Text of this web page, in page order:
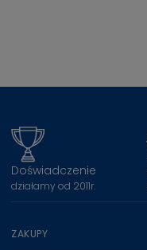
Doświadczenie
działamy od 2011r.
ZAKUPY